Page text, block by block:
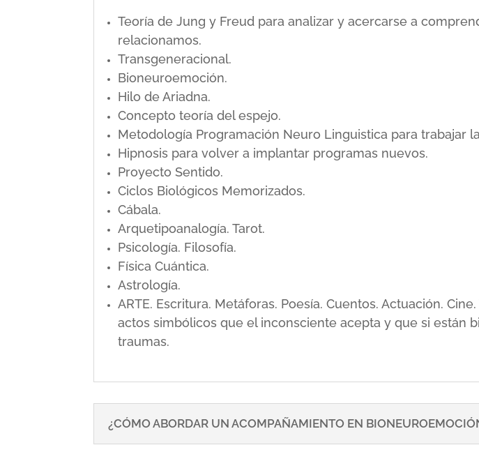
Teoría de Jung y Freud para analizar y acercarse a
relacionamos.
Transgeneracional.
Bioneuroemoción.
Hilo de Ariadna.
Concepto teoría del espejo.
Metodología Programación Neuro Linguistica para trabajar
Hipnosis para volver a implantar programas nuevos.
Proyecto Sentido.
Ciclos Biológicos Memorizados.
Cábala.
Arquetipoanalogía. Tarot.
Psicología. Filosofía.
Física Cuántica.
Astrología.
ARTE. Escritura. Metáforas. Poesía. Cuentos. Actuación.
actos simbólicos que el inconsciente acepta y que si están
traumas.
¿CÓMO ABORDAR UN ACOMPAÑAMIENTO EN